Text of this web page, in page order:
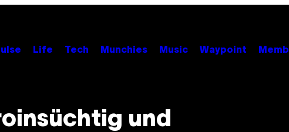
Life Tech Munchies Music Waypoint
und